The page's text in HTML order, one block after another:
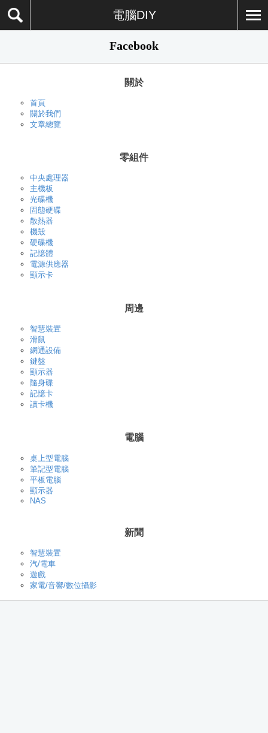
電腦DIY
Facebook
關於
首頁
關於我們
文章總覽
零組件
中央處理器
主機板
光碟機
固態硬碟
散熱器
機殼
硬碟機
記憶體
電源供應器
顯示卡
周邊
智慧裝置
滑鼠
網通設備
鍵盤
顯示器
隨身碟
記憶卡
讀卡機
電腦
桌上型電腦
筆記型電腦
平板電腦
顯示器
NAS
新聞
智慧裝置
汽/電車
遊戲
家電/音響/數位攝影